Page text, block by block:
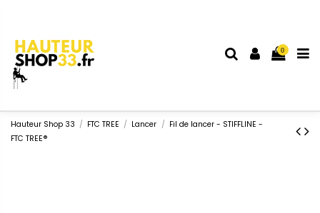
0
Hauteur Shop 33 FTC TREE Lancer
Fil de lancer - STIFFLINE -
FTC TREE®